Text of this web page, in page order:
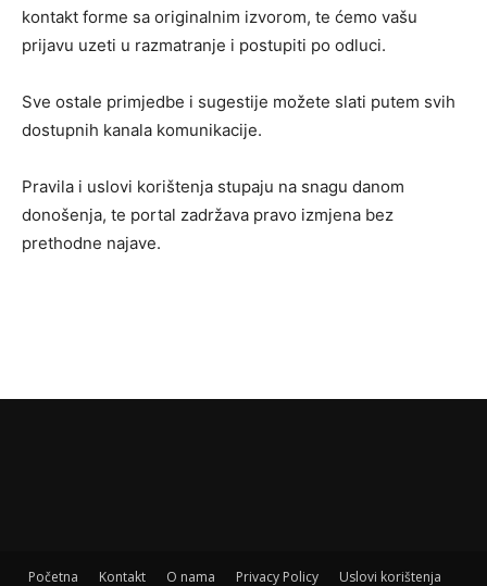
kontakt forme sa originalnim izvorom, te ćemo vašu
prijavu uzeti u razmatranje i postupiti po odluci.
Sve ostale primjedbe i sugestije možete slati putem svih
dostupnih kanala komunikacije.
Pravila i uslovi korištenja stupaju na snagu danom
donošenja, te portal zadržava pravo izmjena bez
prethodne najave.
Početna Kontakt O nama Privacy Policy Uslovi korištenja